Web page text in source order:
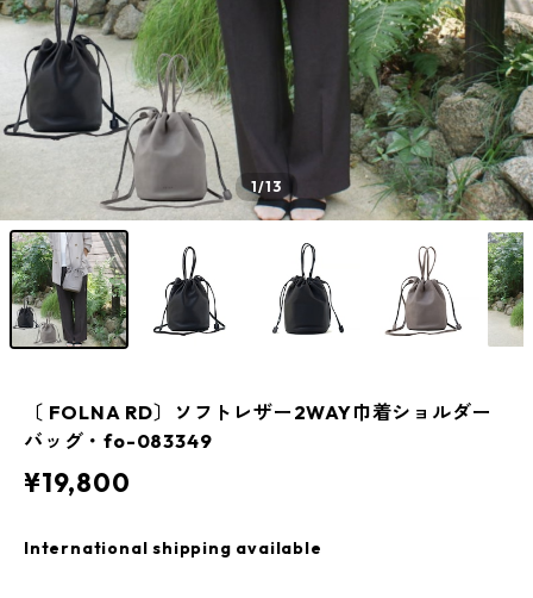
1/13
〔 FOLNA RD〕ソフトレザー2WAY巾着ショルダー
バッグ・fo-083349
¥19,800
International shipping available